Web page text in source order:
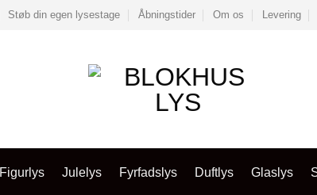
Støb din egen lysestage Åbningstider Om os Levering
Figurlys Julelys Fyrfadslys Duftlys Glaslys